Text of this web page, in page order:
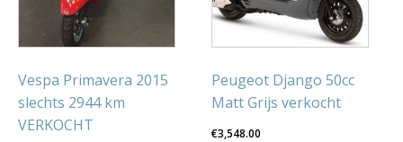
Vespa Primavera 2015
slechts 2944 km
VERKOCHT
Peugeot Django 50cc
Matt Grijs verkocht
€3,548.00